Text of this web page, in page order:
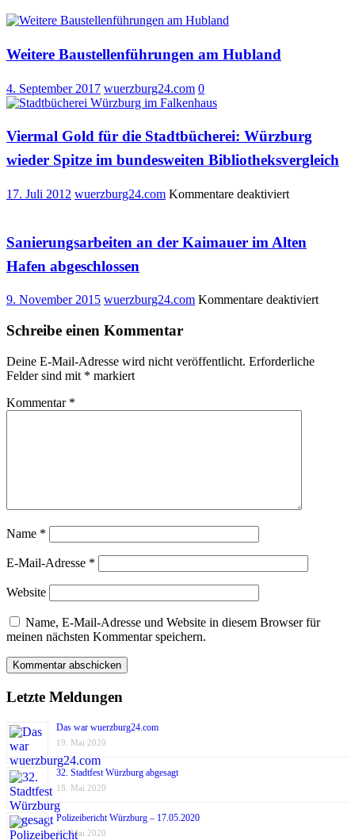
Weitere Baustellenführungen am Hubland
4. September 2017 wuerzburg24.com 0
Viermal Gold für die Stadtbücherei: Würzburg
wieder Spitze im bundesweiten Bibliotheksvergleich
17. Juli 2012 wuerzburg24.com Kommentare deaktiviertfür
für
die
wieder
Spitze
Sanierungsarbeiten an der Kaimauer im Alten
Hafen abgeschlossen
9. November 2015 wuerzburg24.com Kommentare deaktiviertfür
Schreibe einen Kommentar
Deine E-Mail-Adresse wird nicht veröffentlicht. Erforderliche
Felder sind mit * markiert
Kommentar *
Name *
E-Mail-Adresse *
Website
Name, E-Mail-Adresse und Website in diesem Browser für
meinen nächsten Kommentar speichern.
Letzte Meldungen
Das war wuerzburg24.com
19. Mai 2020
32. Stadtfest Würzburg abgesagt
18. Mai 2020
Polizeibericht Würzburg – 17.05.2020
17. Mai 2020